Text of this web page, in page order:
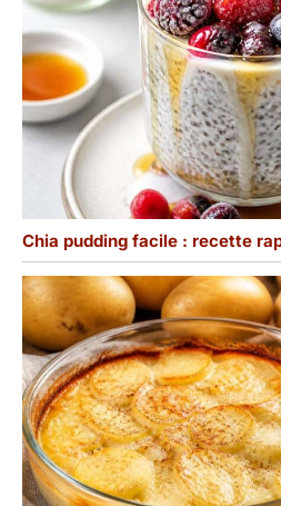
Chia pudding facile : recette